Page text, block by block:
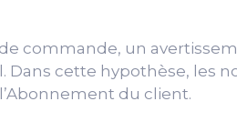
commande, un
cette hypothèse, les
du client.